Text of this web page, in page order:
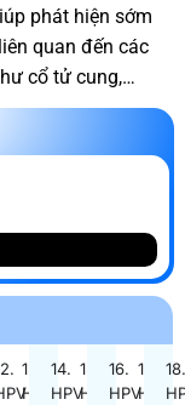
phát hiện sớm
quan đến các
cổ tử cung,…
13.
HPV
14.
HPV
15.
HPV
16.
HPV
17.
HPV